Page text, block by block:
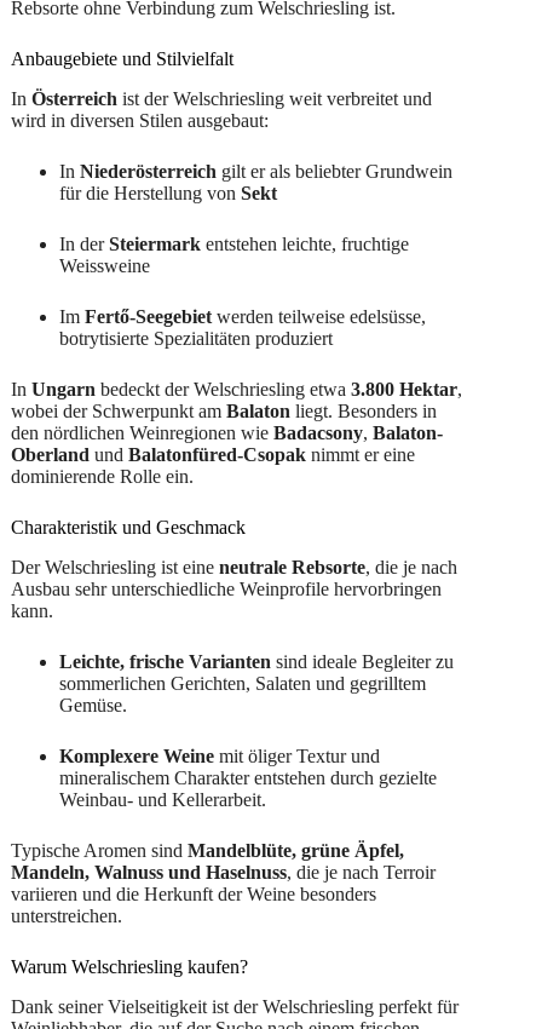
Rebsorte ohne Verbindung zum Welschriesling ist.
Anbaugebiete und Stilvielfalt
In Österreich ist der Welschriesling weit verbreitet und
wird in diversen Stilen ausgebaut:
In Niederösterreich gilt er als beliebter Grundwein
für die Herstellung von Sekt
In derSteiermarkentstehen leichte, fruchtige
Weissweine
Im Fertő-Seegebietwerden teilweise edelsüsse,
botrytisierte Spezialitäten produziert
In Ungarn bedeckt der Welschriesling etwa 3.800 Hektar,
wobei der Schwerpunkt am Balaton liegt. Besonders in
den nördlichen Weinregionen wie Badacsony, Balaton-
Oberland und Balatonfüred-Csopaknimmt er eine
dominierende Rolle ein.
Charakteristik und Geschmack
Der Welschriesling ist eine neutrale Rebsorte, die je nach
Ausbau sehr unterschiedliche Weinprofile hervorbringen
kann.
Leichte, frische Varianten sind ideale Begleiter zu
sommerlichen Gerichten, Salaten und gegrilltem
Gemüse.
Komplexere Weinemit öliger Textur und
mineralischem Charakter entstehen durch gezielte
Weinbau- und Kellerarbeit.
Typische Aromen sind Mandelblüte, grüne Äpfel,
Mandeln, Walnuss und Haselnuss, die je nach Terroir
variieren und die Herkunft der Weine besonders
unterstreichen.
Warum Welschriesling kaufen?
Dank seiner Vielseitigkeit ist der Welschriesling perfekt für